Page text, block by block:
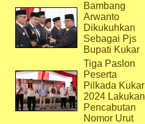
Bambang
Arwanto
Dikukuhkan
Sebagai Pjs
Bupati Kukar
Tiga Paslon
Peserta
Pilkada Kukar
2024 Lakukan
Pencabutan
Nomor Urut